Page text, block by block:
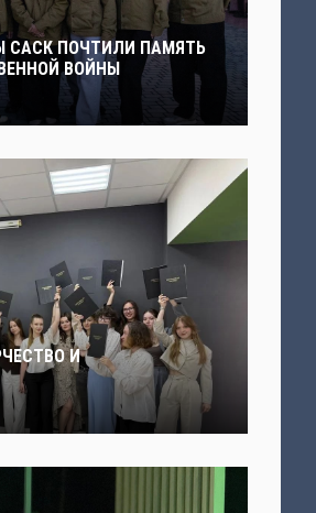
САСК ПОЧТИЛИ ПАМЯТЬ
ВОЙНЫ
И